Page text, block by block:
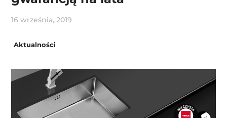
16 września, 2019
Aktualności